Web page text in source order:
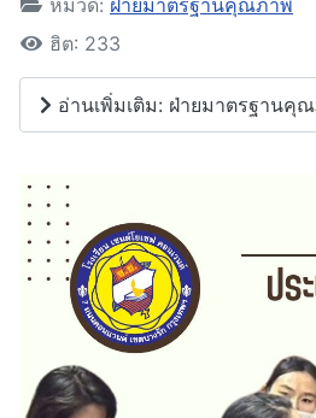
หมวด: ฝ่ายมาตรฐานคุณภาพ
ฮิต: 233
อ่านเพิ่มเติม: ฝ่ายมาตรฐานคุ